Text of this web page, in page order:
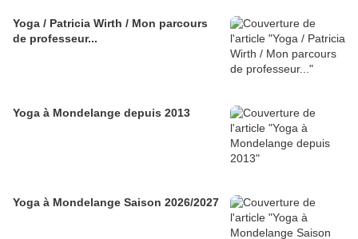
Yoga / Patricia Wirth / Mon parcours
de professeur...
Yoga à Mondelange depuis 2013
Yoga à Mondelange Saison 2026/2027